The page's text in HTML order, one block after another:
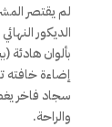
لم يقتصر
الديكور
بألوان هادئة
إضاءة خافته
سجاد فاخر
والراحة.